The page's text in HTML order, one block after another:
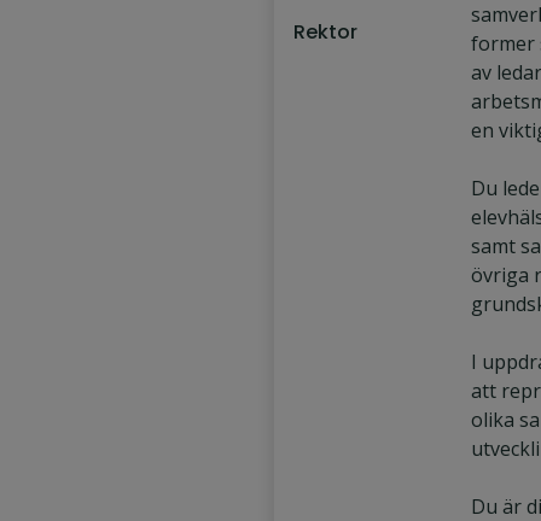
Rektor
former
av
en
Du
samt
övriga
I
att
olika
Du är